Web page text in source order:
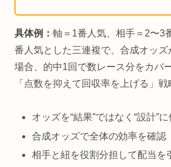
具体例： 軸＝1番人気、相手＝2〜3
番人気とした三連複で、合成オッズ
場合、的中1回で数レース分をカバ
「点数を抑えて回収率を上げる」戦
オッズを“結果”ではなく“設計”に
合成オッズで全体の効率を確認
相手と紐を役割分担して配当を